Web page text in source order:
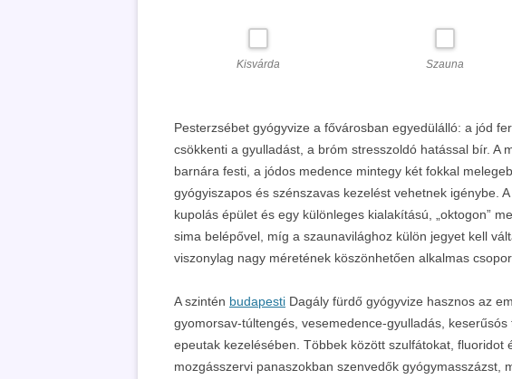
Kisvárda Szauna
Pesterzsébet gyógyvize a fővárosban egyedülálló: a jód
csökkenti a gyulladást, a bróm stresszoldó hatással bír. A
barnára festi, a jódos medence mintegy két fokkal
gyógyiszapos és szénszavas kezelést vehetnek igénybe.
kupolás épület és egy különleges kialakítású, „oktogon”
sima belépővel, míg a szaunavilághoz külön jegyet kell
viszonylag nagy méretének köszönhetően alkalmas
A szintén budapesti Dagály fürdő gyógyvize hasznos az
gyomorsav-túltengés, vesemedence-gyulladás,
epeutak kezelésében. Többek között szulfátokat, fluoridot
mozgásszervi panaszokban szenvedők gyógymasszázst,